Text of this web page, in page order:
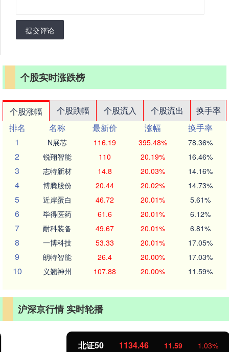
提交评论
个股实时涨跌榜
个股涨幅 个股跌幅 个股流入 个股流出
换手率
排名
名称 最新价 涨幅
换手率
1
N展芯 116.19 395.48% 78.36%
2 锐翔智能 110 20.19% 16.46%
3 志特新材 14.8 20.03% 14.16%
4 博腾股份 20.44 20.02% 14.73%
5 近岸蛋白 46.72 20.01% 5.61%
6 毕得医药 61.6 20.01% 6.12%
7 耐科装备 49.67 20.01% 6.81%
8 一博科技 53.33 20.01% 17.05%
9 朗特智能 26.4 20.00% 17.03%
10 义翘神州 107.88 20.00% 11.59%
沪深京行情 实时轮播
1134.46 11.59 1.03%